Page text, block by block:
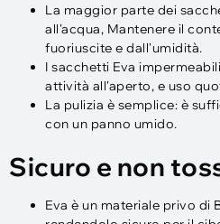
La maggior parte dei
all'acqua, Mantenere il
fuoriuscite e dall'umidità.
I sacchetti Eva
attività all'aperto, e uso
La pulizia è semplice: è
con un panno umido.
Sicuro e non
Eva è un materiale privo di